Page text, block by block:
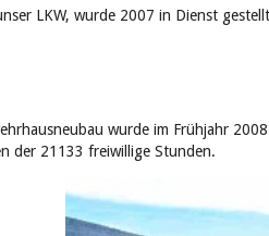
LKW, wurde 2007 in Dienst
wurde im Frühjahr
der 21133 freiwillige Stunden.